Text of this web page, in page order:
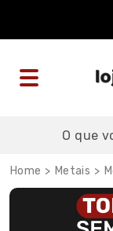
Metais